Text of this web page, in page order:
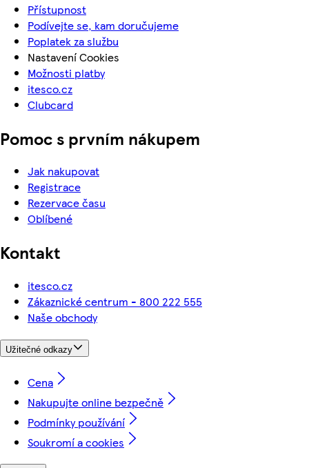
Přístupnost
Podívejte se, kam doručujeme
Poplatek za službu
Nastavení Cookies
Možnosti platby
itesco.cz
Clubcard
Pomoc s prvním nákupem
Jak nakupovat
Registrace
Rezervace času
Oblíbené
Kontakt
itesco.cz
Zákaznické centrum - 800 222 555
Naše obchody
Užitečné odkazy
Cena
Nakupujte online bezpečně
Podmínky používání
Soukromí a cookies